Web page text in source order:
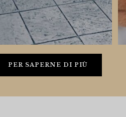
PER SAPERNE DI PIÙ